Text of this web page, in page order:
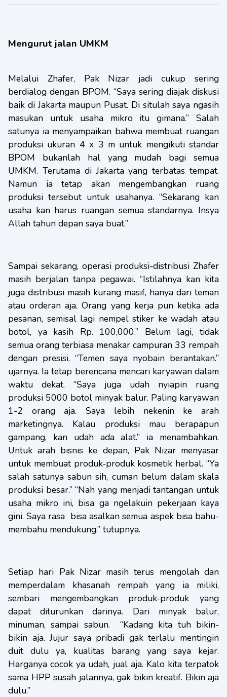
Mengurut jalan UMKM
Melalui Zhafer, Pak Nizar jadi cukup sering
berdialog dengan BPOM. “Saya sering diajak diskusi
baik di Jakarta maupun Pusat. Di situlah saya ngasih
masukan untuk usaha mikro itu gimana.” Salah
satunya ia menyampaikan bahwa membuat ruangan
produksi ukuran 4 x 3 m untuk mengikuti standar
BPOM bukanlah hal yang mudah bagi semua
UMKM. Terutama di Jakarta yang terbatas tempat.
Namun ia tetap akan mengembangkan ruang
produksi tersebut untuk usahanya. “Sekarang kan
usaha kan harus ruangan semua standarnya. Insya
Allah tahun depan saya buat.”
Sampai sekarang, operasi produksi-distribusi Zhafer
masih berjalan tanpa pegawai. “Istilahnya kan kita
juga distribusi masih kurang masif, hanya dari teman
atau orderan aja. Orang yang kerja pun ketika ada
pesanan, semisal lagi nempel stiker ke wadah atau
botol, ya kasih Rp. 100,000.” Belum lagi, tidak
semua orang terbiasa menakar campuran 33 rempah
dengan presisi. “Temen saya nyobain berantakan.”
ujarnya. Ia tetap berencana mencari karyawan dalam
waktu dekat. “Saya juga udah nyiapin ruang
produksi 5000 botol minyak balur. Paling karyawan
1-2 orang aja. Saya lebih nekenin ke arah
marketingnya. Kalau produksi mau berapapun
gampang, kan udah ada alat.” ia menambahkan.
Untuk arah bisnis ke depan, Pak Nizar menyasar
untuk membuat produk-produk kosmetik herbal. “Ya
salah satunya sabun sih, cuman belum dalam skala
produksi besar.” “Nah yang menjadi tantangan untuk
usaha mikro ini, bisa ga ngelakuin pekerjaan kaya
gini. Saya rasa bisa asalkan semua aspek bisa bahu-
membahu mendukung.” tutupnya.
Setiap hari Pak Nizar masih terus mengolah dan
memperdalam khasanah rempah yang ia miliki,
sembari mengembangkan produk-produk yang
dapat diturunkan darinya. Dari minyak balur,
minuman, sampai sabun. “Kadang kita tuh bikin-
bikin aja. Jujur saya pribadi gak terlalu mentingin
duit dulu ya, kualitas barang yang saya kejar.
Harganya cocok ya udah, jual aja. Kalo kita terpatok
sama HPP susah jalannya, gak bikin kreatif. Bikin aja
dulu.”